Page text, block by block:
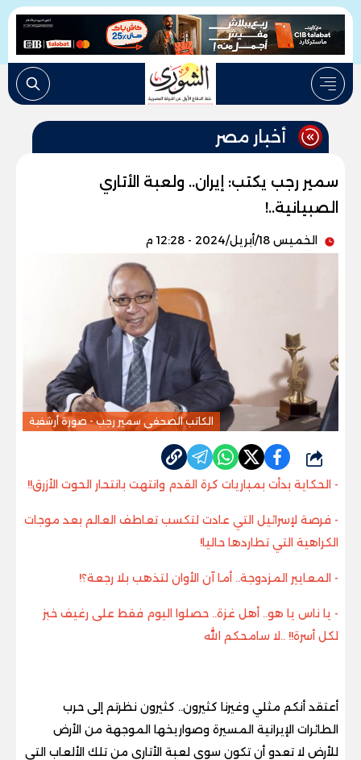
أخبار مصر
سمير رجب يكتب: إيران.. ولعبة الأتاري
الصبيانية..!
الخميس 18/أبريل/2024 - 12:28 م
الكاتب الصحفى سمير رجب - صورة أرشفية
شارك
- الحكاية بدأت بمباريات كرة القدم وانتهت بانتحار الحوت الأزرق!!
- فرصة لإسرائيل التي عادت لتكسب تعاطف العالم بعد موجات
الكراهية التي تطاردها حاليا!
- المعايير المزدوجة.. أما آن الأوان لتذهب بلا رجعة؟!
- يا ناس يا هو.. أهل غزة.. حصلوا اليوم فقط على رغيف خبز
لكل أسرة!! ..لا سامحكم الله
أعتقد أنكم مثلي وغيرنا كثيرون.. كثيرون نظرتم إلى حرب
الطائرات الإيرانية المسيرة وصواريخها الموجهة من الأرض
للأرض لا تعدو أن تكون سوى لعبة الأتاري من تلك الألعاب التي